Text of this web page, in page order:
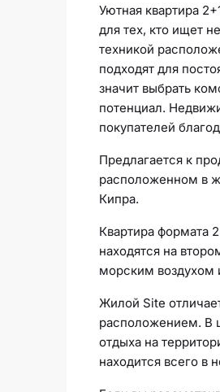
Уютная квартира
для тех, кто ищет
техникой
подходят для
значит выбрать
потенциал.
покупателей
Предлагается к
расположенном в
Кипра.
Квартира формата
находятся на
морским воздухом
Жилой Site
расположением. В
отдыха на
находится всего в